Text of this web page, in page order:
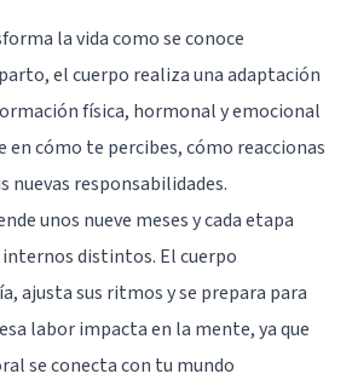
la vida como se conoce
el cuerpo realiza una adaptación
física, hormonal y emocional
cómo te percibes, cómo reaccionas
nuevas responsabilidades.
unos nueve meses y cada etapa
distintos. El cuerpo
ajusta sus ritmos y se prepara para
labor impacta en la mente, ya que
se conecta con tu mundo